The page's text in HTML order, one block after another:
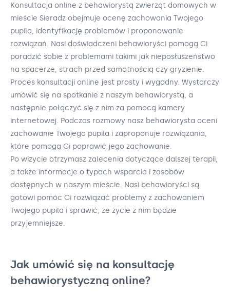
Konsultacja online z behawiorystą zwierząt domowych w
mieście Sieradz obejmuje ocenę zachowania Twojego
pupila, identyfikację problemów i proponowanie
rozwiązań. Nasi doświadczeni behawioryści pomogą Ci
poradzić sobie z problemami takimi jak nieposłuszeństwo
na spacerze, strach przed samotnością czy gryzienie.
Proces konsultacji online jest prosty i wygodny. Wystarczy
umówić się na spotkanie z naszym behawiorystą, a
następnie połączyć się z nim za pomocą kamery
internetowej. Podczas rozmowy nasz behawiorysta oceni
zachowanie Twojego pupila i zaproponuje rozwiązania,
które pomogą Ci poprawić jego zachowanie.
Po wizycie otrzymasz zalecenia dotyczące dalszej terapii,
a także informacje o typach wsparcia i zasobów
dostępnych w naszym mieście. Nasi behawioryści są
gotowi pomóc Ci rozwiązać problemy z zachowaniem
Twojego pupila i sprawić, że życie z nim będzie
przyjemniejsze.
Jak umówić się na konsultację
behawiorystyczną online?